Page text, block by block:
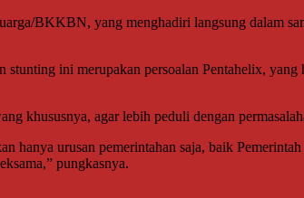
BKKBN, yang menghadiri langsung dalam
ini merupakan persoalan Pentahelix, yang
khususnya, agar lebih peduli dengan
hanya urusan pemerintahan saja, baik
pungkasnya.